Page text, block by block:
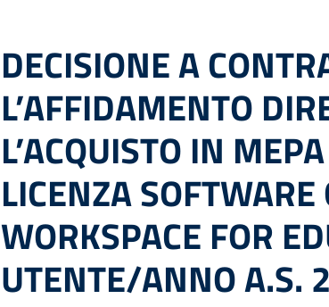
DECISIONE A
L’AFFIDAMENTO
L’ACQUISTO IN
LICENZA SOFTWARE
WORKSPACE FOR
UTENTE/ANNO